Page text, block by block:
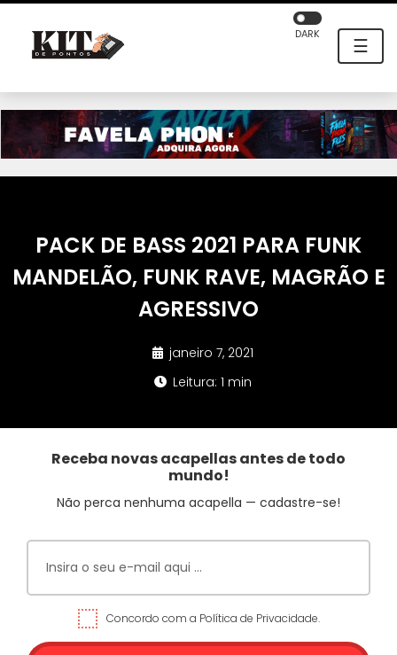
☰
DARK
PACK DE BASS 2021 PARA FUNK
MANDELÃO, FUNK RAVE, MAGRÃO E
AGRESSIVO
janeiro 7, 2021
Leitura: 1 min
Receba novas acapellas antes de todo
mundo!
Não perca nenhuma acapella — cadastre-se!
Concordo com a Política de Privacidade.